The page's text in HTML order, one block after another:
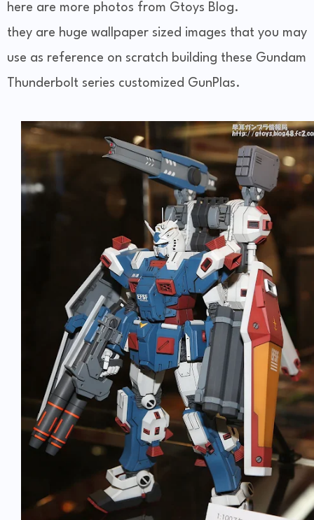
here are more photos from Gtoys Blog.
they are huge wallpaper sized images that you may
use as reference on scratch building these Gundam
Thunderbolt series customized GunPlas.